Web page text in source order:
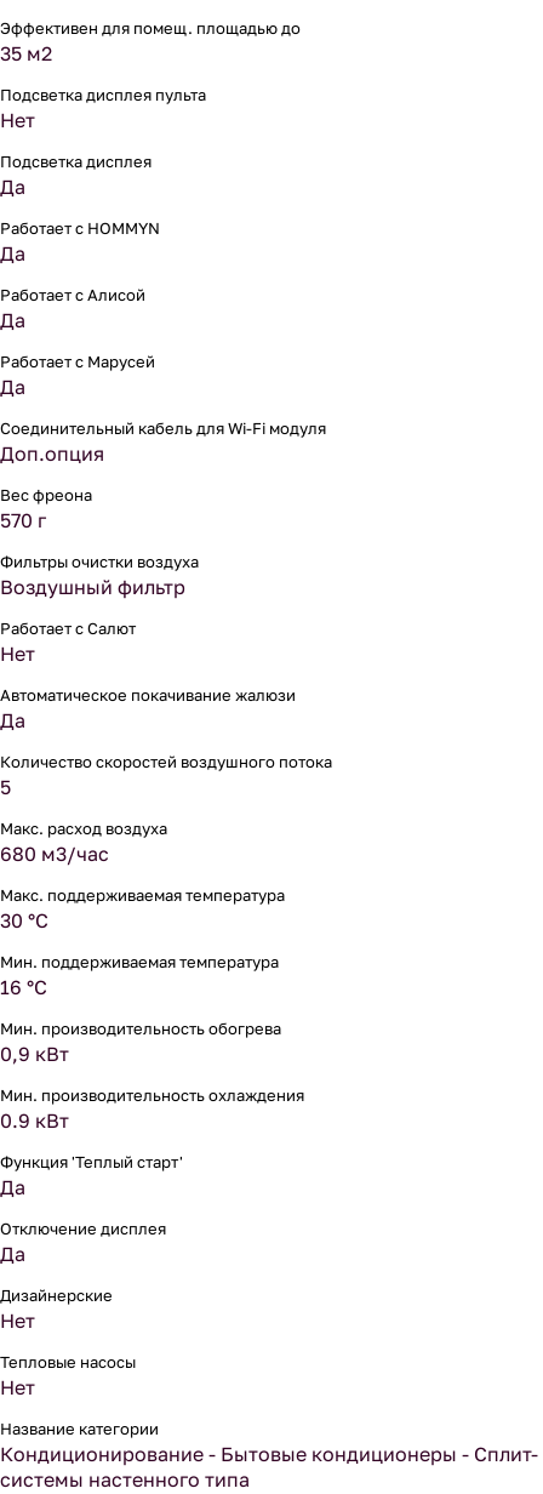
Эффективен для помещ. площадью до
35 м2
Подсветка дисплея пульта
Нет
Подсветка дисплея
Да
Работает с HOMMYN
Да
Работает с Алисой
Да
Работает с Марусей
Да
Соединительный кабель для Wi-Fi модуля
Доп.опция
Вес фреона
570 г
Фильтры очистки воздуха
Воздушный фильтр
Работает с Салют
Нет
Автоматическое покачивание жалюзи
Да
Количество скоростей воздушного потока
5
Макс. расход воздуха
680 м3/час
Макс. поддерживаемая температура
30 °С
Мин. поддерживаемая температура
16 °С
Мин. производительность обогрева
0,9 кВт
Мин. производительность охлаждения
0.9 кВт
Функция 'Теплый старт'
Да
Отключение дисплея
Да
Дизайнерские
Нет
Тепловые насосы
Нет
Название категории
Кондиционирование - Бытовые кондиционеры - Сплит-
системы настенного типа